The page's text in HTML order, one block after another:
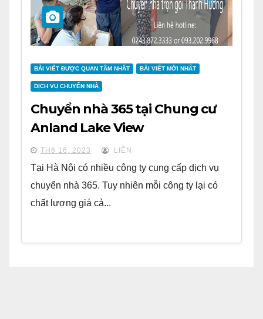
BÀI VIẾT ĐƯỢC QUAN TÂM NHẤT BÀI VIẾT MỚI NHẤT
DỊCH VỤ CHUYỂN NHÀ
Chuyển nhà 365 tại Chung cư
Anland Lake View
TH6 16, 2023 LIÊN
Tại Hà Nội có nhiều công ty cung cấp dịch vụ
chuyển nhà 365. Tuy nhiên mỗi công ty lại có
chất lượng giá cả...